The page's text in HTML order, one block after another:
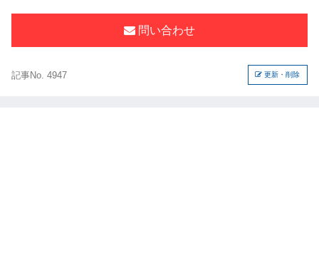
問い合わせ
記事No. 4947 更新・削除